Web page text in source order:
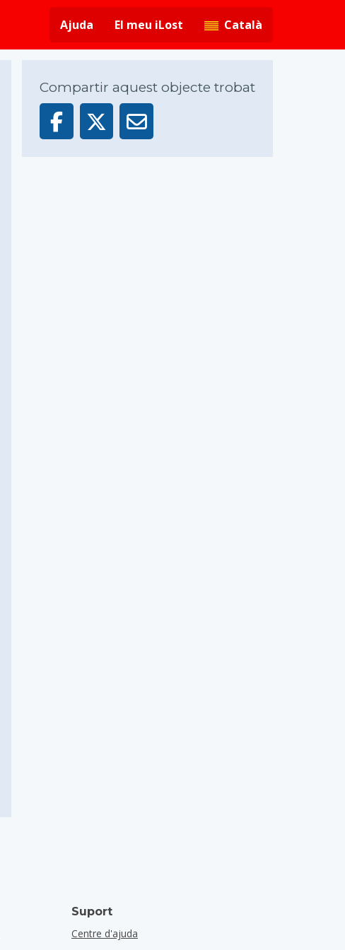
Ajuda
El meu iLost Català
Compartir aquest objecte trobat
Suport
Centre d'ajuda